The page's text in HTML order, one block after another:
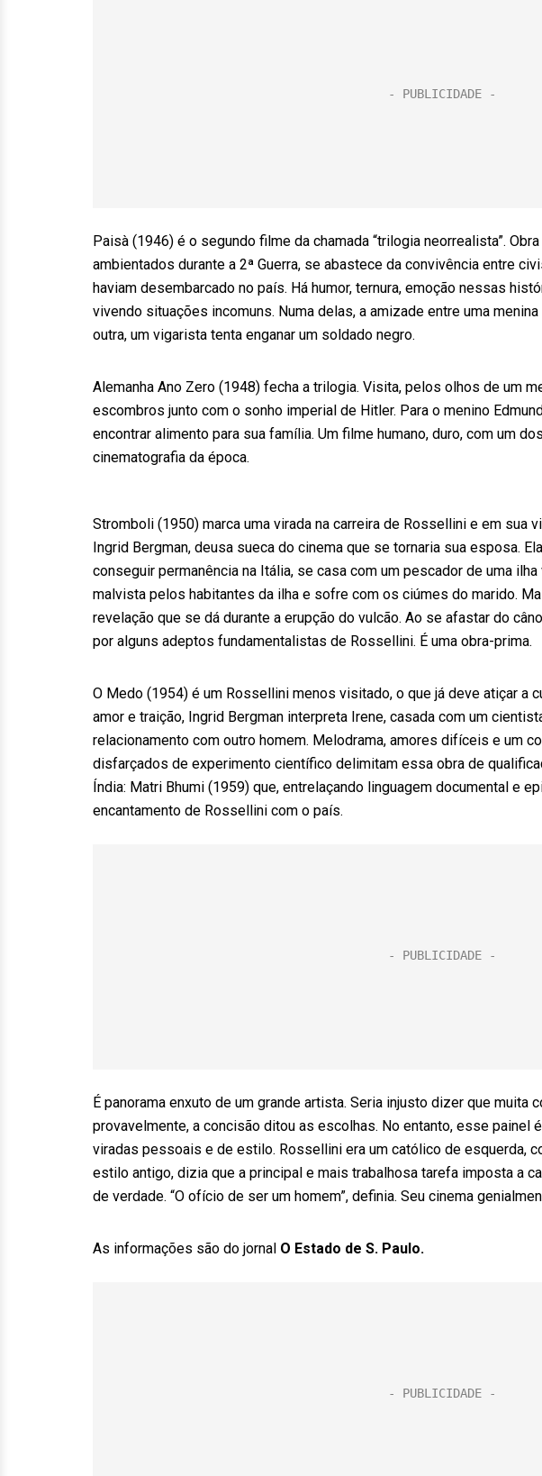
Paisà (1946) é o segundo filme da chamada “trilogia neorrealista”.
ambientados durante a 2ª Guerra, se abastece da convivência entre
haviam desembarcado no país. Há humor, ternura, emoção nessas
vivendo situações incomuns. Numa delas, a amizade entre uma
outra, um vigarista tenta enganar um soldado negro.
Alemanha Ano Zero (1948) fecha a trilogia. Visita, pelos olhos de um
escombros junto com o sonho imperial de Hitler. Para o menino
encontrar alimento para sua família. Um filme humano, duro, com um
cinematografia da época.
Stromboli (1950) marca uma virada na carreira de Rossellini e em sua
Ingrid Bergman, deusa sueca do cinema que se tornaria sua esposa.
conseguir permanência na Itália, se casa com um pescador de uma
malvista pelos habitantes da ilha e sofre com os ciúmes do marido.
revelação que se dá durante a erupção do vulcão. Ao se afastar do
por alguns adeptos fundamentalistas de Rossellini. É uma obra-prima.
O Medo (1954) é um Rossellini menos visitado, o que já deve atiçar a
amor e traição, Ingrid Bergman interpreta Irene, casada com um
relacionamento com outro homem. Melodrama, amores difíceis e um
disfarçados de experimento científico delimitam essa obra de
Índia: Matri Bhumi (1959) que, entrelaçando linguagem documental e
encantamento de Rossellini com o país.
É panorama enxuto de um grande artista. Seria injusto dizer que muita
provavelmente, a concisão ditou as escolhas. No entanto, esse painel
viradas pessoais e de estilo. Rossellini era um católico de esquerda,
estilo antigo, dizia que a principal e mais trabalhosa tarefa imposta a
de verdade. “O ofício de ser um homem”, definia. Seu cinema
As informações são do jornal O Estado de S. Paulo.